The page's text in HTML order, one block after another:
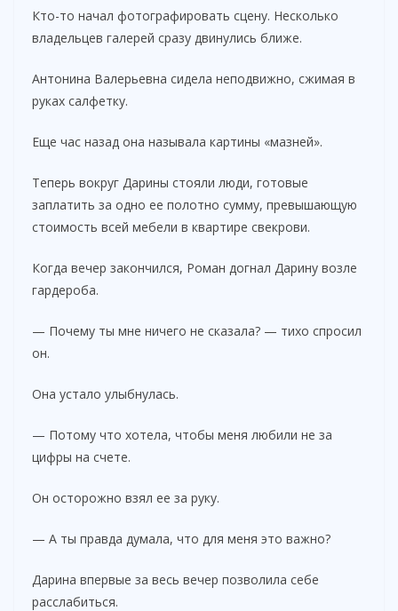
Кто-то начал фотографировать сцену. Несколько
владельцев галерей сразу двинулись ближе.
Антонина Валерьевна сидела неподвижно, сжимая в
руках салфетку.
Еще час назад она называла картины «мазней».
Теперь вокруг Дарины стояли люди, готовые
заплатить за одно ее полотно сумму, превышающую
стоимость всей мебели в квартире свекрови.
Когда вечер закончился, Роман догнал Дарину возле
гардероба.
— Почему ты мне ничего не сказала? — тихо спросил
он.
Она устало улыбнулась.
— Потому что хотела, чтобы меня любили не за
цифры на счете.
Он осторожно взял ее за руку.
— А ты правда думала, что для меня это важно?
Дарина впервые за весь вечер позволила себе
расслабиться.